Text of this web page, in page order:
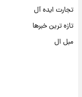
تجارت ایده آل
تازه ترین خبرها
مبل ال